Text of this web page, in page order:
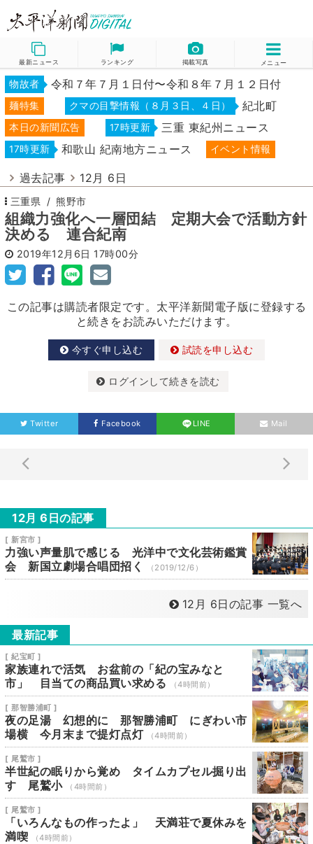
最新ニュース ランキング 掲載写真 メニュー
物故者 令和７年７月１日付〜令和８年７月１２日付
麺特集 クマの目撃情報（８月３日、４日） 紀北町
本日の新聞広告 17時更新 三重 東紀州ニュース
17時更新 和歌山 紀南地方ニュース イベント情報
過去記事 12月 6日
三重県 熊野市
組織力強化へ一層団結 定期大会で活動方針
決める 連合紀南
2019年12月6日 17時00分
この記事は購読者限定です。太平洋新聞電子版に登録する
と続きをお読みいただけます。
今すぐ申し込む 試読を申し込む
ログインして続きを読む
Twitter Facebook LINE Mail
12月 6日の記事
[ 新宮市 ]
力強い声量肌で感じる 光洋中で文化芸術鑑賞
会 新国立劇場合唱団招く
（2019/12/6）
12月 6日の記事 一覧へ
最新記事
[ 紀宝町 ]
家族連れで活気 お盆前の「紀の宝みなと
市」 目当ての商品買い求める
（4時間前）
[ 那智勝浦町 ]
夜の足湯 幻想的に 那智勝浦町 にぎわい市
場横 今月末まで提灯点灯
（4時間前）
[ 尾鷲市 ]
半世紀の眠りから覚め タイムカプセル掘り出
す 尾鷲小
（4時間前）
[ 尾鷲市 ]
「いろんなもの作ったよ」 天満荘で夏休みを
満喫
（4時間前）